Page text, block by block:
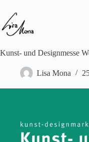
content
Kunst- und Designmesse
Lisa Mona